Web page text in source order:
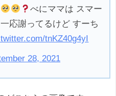
べにママは スマー
応謝ってるけど すーち
tnKZ40g4yI
28, 2021